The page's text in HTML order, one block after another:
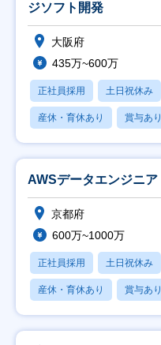
ジソフト開発
大阪府
435万~600万
正社員採用 土日祝休み
産休・育休あり 賞与あり
AWSデータエンジニア
京都府
600万~1000万
正社員採用 土日祝休み
産休・育休あり 賞与あり